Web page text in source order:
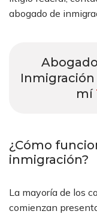
abogado de
mí
¿Cómo
inmigración?
La mayoría de los
comienzan